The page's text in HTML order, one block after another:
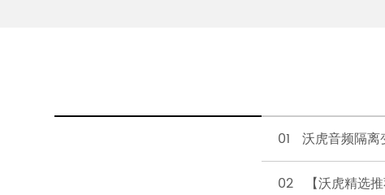
01 沃虎音频隔离
02 【沃虎精选推